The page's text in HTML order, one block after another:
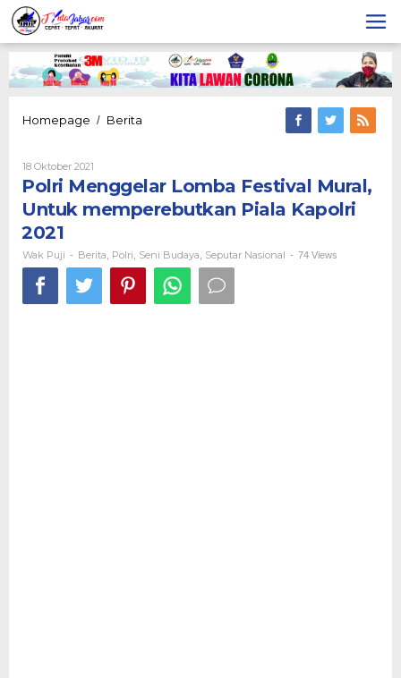
Lewati
ke
konten
Homepage / Berita
Mural,
memperebutkan
2021
18 Oktober 2021
Puji
Polri Menggelar Lomba Festival Mural,
Untuk memperebutkan Piala Kapolri
2021
Wak Puji - Berita Polri Seni Budaya Seputar Nasional - 74 Views